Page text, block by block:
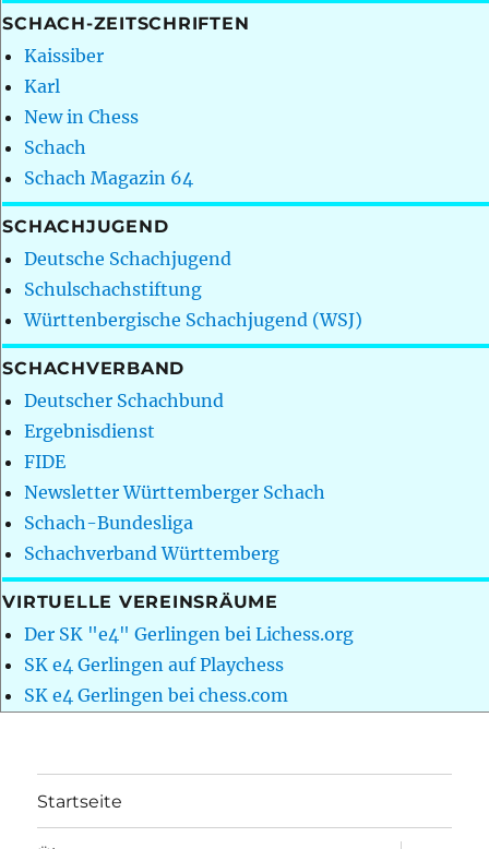
SCHACH-ZEITSCHRIFTEN
Kaissiber
Karl
New in Chess
Schach
Schach Magazin 64
SCHACHJUGEND
Deutsche Schachjugend
Schulschachstiftung
Württenbergische Schachjugend (WSJ)
SCHACHVERBAND
Deutscher Schachbund
Ergebnisdienst
FIDE
Newsletter Württemberger Schach
Schach-Bundesliga
Schachverband Württemberg
VIRTUELLE VEREINSRÄUME
Der SK "e4" Gerlingen bei Lichess.org
SK e4 Gerlingen auf Playchess
SK e4 Gerlingen bei chess.com
Startseite